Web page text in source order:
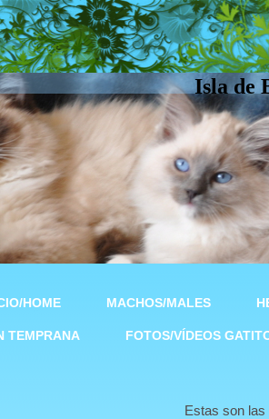
Isla de
HOME MACHOS/MALES
TEMPRANA FOTOS/VÍDEOS
Estas son las